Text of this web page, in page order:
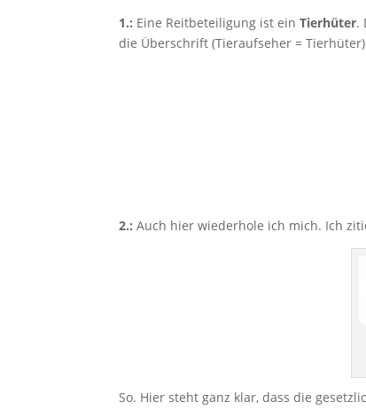
1.: Eine Reitbeteiligung ist einTierhüter.
die Überschrift (Tieraufseher =
2.: Auch hier wiederhole ich mich. Ich
So. Hier steht ganz klar, dass die